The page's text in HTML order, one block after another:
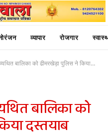
व्यापार रोजगार
बालिका को ढीमरखेड़ा पुलिस ने किया दस्तयाब
बालिका को
दस्तयाब